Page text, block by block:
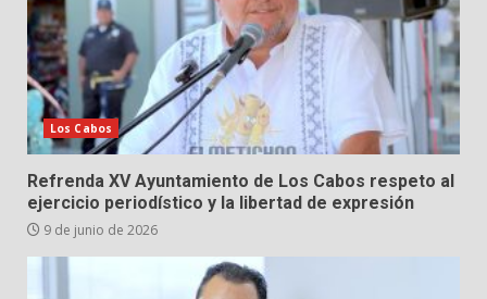
Los Cabos
Refrenda XV Ayuntamiento de Los Cabos respeto al
ejercicio periodístico y la libertad de expresión
9 de junio de 2026